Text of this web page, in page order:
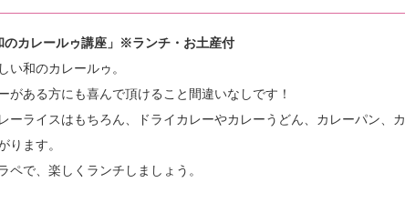
のカレールゥ講座」※ランチ・お土産付
い和のカレールゥ。
がある方にも喜んで頂けること間違いなしです！
ーライスはもちろん、ドライカレーやカレーうどん、カレーパン、カ
ります。
で、楽しくランチしましょう。